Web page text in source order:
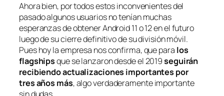
Ahora bien, por todos estos inconvenientes del
pasado algunos usuarios no tenían muchas
esperanzas de obtener Android 11 o 12 en el futuro
luego de su cierre definitivo de su división móvil.
Pues hoy la empresa nos confirma, que para los
flagshipsque se lanzaron desde el 2019seguirán
recibiendo actualizaciones importantes por
tres años más, algo verdaderamente importante